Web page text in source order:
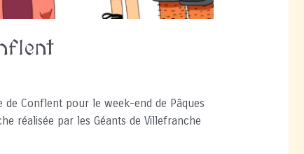
Conflent pour le week-end de Pâques
réalisée par les Géants de Villefranche